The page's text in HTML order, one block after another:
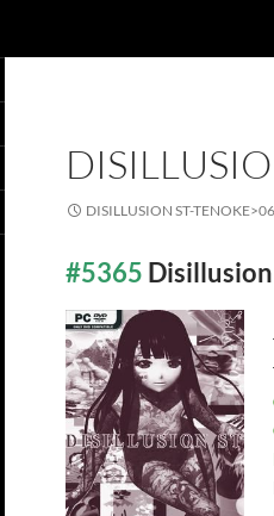
DISILLUSION ST-TENOKE>
#5365 Disillusion